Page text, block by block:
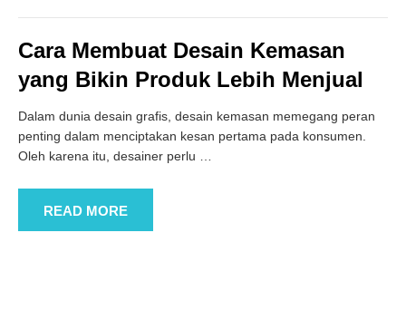
Cara Membuat Desain Kemasan
yang Bikin Produk Lebih Menjual
Dalam dunia desain grafis, desain kemasan memegang peran
penting dalam menciptakan kesan pertama pada konsumen.
Oleh karena itu, desainer perlu
READ MORE